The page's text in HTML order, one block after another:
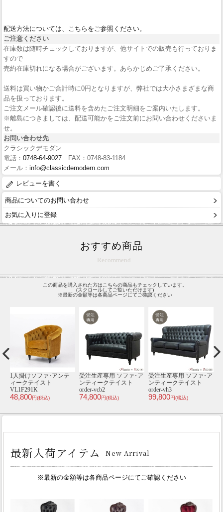
配送方法については、こちらをご参照ください。
ご注意ください
在庫数は随時チェックしておりますが、他サイトでの販売も行っておりま
すので
売約在庫切れになる場合がございます。あらかじめご了承ください。
送料は買い物かご合計時に0円となりますが、弊社では大小さまざまな商
品を扱っております。
ご注文メール確認後に送料を含めたご注文明細をご案内いたします。
※離島につきましては、配送可能かをご注文前にお問い合わせくださいま
せ。
お問い合わせ先
クラシックデモダン
電話： 0748-64-9027 FAX：0748-83-1184
メール： info@classicdemodern.com
レビューを書く
商品についてのお問い合わせ
お気に入りに登録
おすすめ商品
Recommend
この商品を購入された方はこちらの商品もチェックしています。
(スクロールしてご覧いただけます)
※最新の金額等は各商品ページにてご確認ください
【送料無料】 1人掛けソ
ファ･アンティークテイ
スト VXB1LS7126
159,000円(税込)
チェスト･アンティーク
テイスト TB6-18
34,800円(税込)
1人掛けソファ･アンテ
ィークテイスト
VL1F290K
48,800円(税込)